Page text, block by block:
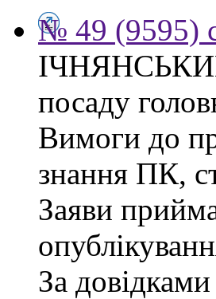
№ 49 (9595)
посаду
Вимоги до
знання ПК,
Заяви
За